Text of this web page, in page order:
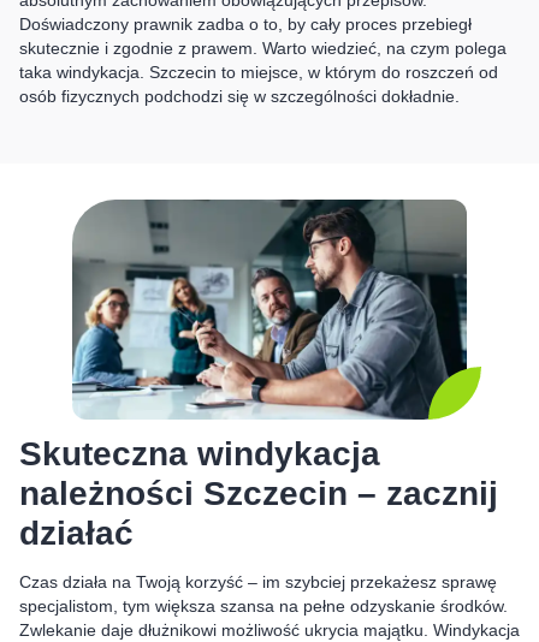
Doświadczony prawnik zadba o to, by cały proces przebiegł
skutecznie i zgodnie z prawem. Warto wiedzieć, na czym polega
taka windykacja. Szczecin to miejsce, w którym do roszczeń od
osób fizycznych podchodzi się w szczególności dokładnie.
Skuteczna windykacja
należności Szczecin – zacznij
działać
Czas działa na Twoją korzyść – im szybciej przekażesz sprawę
specjalistom, tym większa szansa na pełne odzyskanie środków.
Zwlekanie daje dłużnikowi możliwość ukrycia majątku. Windykacja